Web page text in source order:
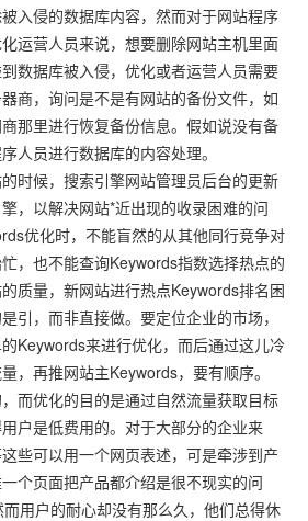
入侵的数据库内容，然而对于网站程序
运营人员来说，想要删除网站主机里面
数据库被入侵，优化或者运营人员需要
商，询问是不是有网站的备份文件，如
那里进行恢复备份信息。假如说没有备
人员进行数据库的内容处理。
时候，搜索引擎网站管理员后台的更新
，以解决网站*近出现的收录困难的问
优化时，不能盲然的从其他同行竞争对
，也不能查询Keywords指数选择热点的
质量，新网站进行热点Keywords排名困
引，而非直接做。要定位企业的市场，
Keywords来进行优化，而后通过这儿冷
，再推网站主Keywords，要有顺序。
而优化的目的是通过自然流量获取目标
户是低费用的。对于大部分的企业来
些可以用一个网页表述，可是牵涉到产
个页面把产品都介绍是很不现实的问
用户的耐心却没有那么久，他们总得休